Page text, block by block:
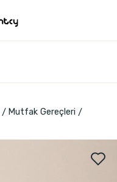
Mutfak Gereçleri